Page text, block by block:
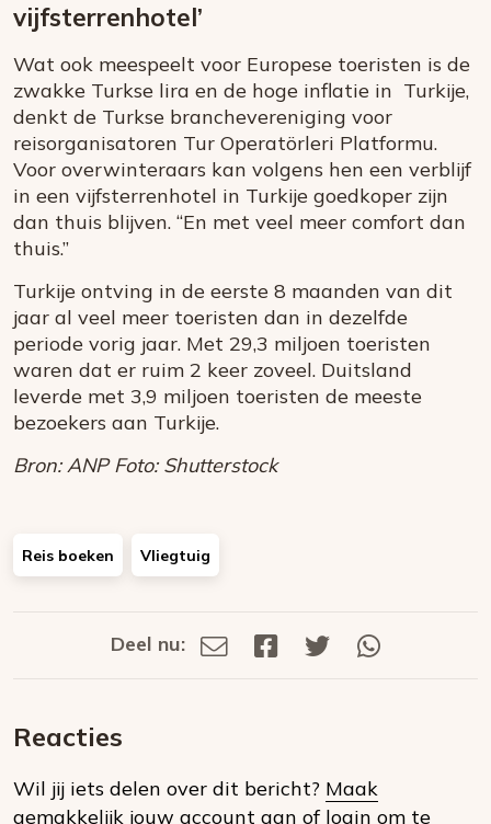
vijfsterrenhotel’
Wat ook meespeelt voor Europese toeristen is de
zwakke Turkse lira en de hoge inflatie in Turkije,
denkt de Turkse branchevereniging voor
reisorganisatoren Tur Operatörleri Platformu.
Voor overwinteraars kan volgens hen een verblijf
in een vijfsterrenhotel in Turkije goedkoper zijn
dan thuis blijven. “En met veel meer comfort dan
thuis.”
Turkije ontving in de eerste 8 maanden van dit
jaar al veel meer toeristen dan in dezelfde
periode vorig jaar. Met 29,3 miljoen toeristen
waren dat er ruim 2 keer zoveel. Duitsland
leverde met 3,9 miljoen toeristen de meeste
bezoekers aan Turkije.
Bron: ANP Foto: Shutterstock
Reis boeken Vliegtuig
Deel
social
Deel nu:
Deel
Deel
Deel
Reacties
Wil jij iets delen over dit bericht? Maak
gemakkelijk jouw account aan of login om te